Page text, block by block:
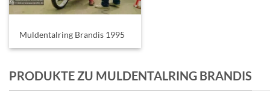
Muldentalring Brandis 1995
PRODUKTE ZU MULDENTALRING BRANDIS